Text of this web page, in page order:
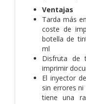
Ventajas
Tarda más
coste de
botella de
ml
Disfruta de
imprimir
El inyector
sin errores
tiene una